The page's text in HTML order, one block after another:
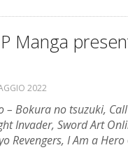
Manga
2022
– Bokura no tsuzuki,
Invader, Sword Art
Revengers, I Am a Hero